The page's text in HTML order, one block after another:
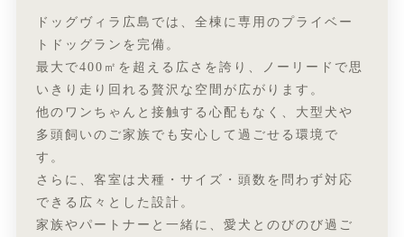
ドッグヴィラ広島では、全棟に専用のプライベー
トドッグランを完備。
最大で400㎡を超える広さを誇り、ノーリードで思
いきり走り回れる贅沢な空間が広がります。
他のワンちゃんと接触する心配もなく、大型犬や
多頭飼いのご家族でも安心して過ごせる環境で
す。
さらに、客室は犬種・サイズ・頭数を問わず対応
できる広々とした設計。
家族やパートナーと一緒に、愛犬とのびのび過ご